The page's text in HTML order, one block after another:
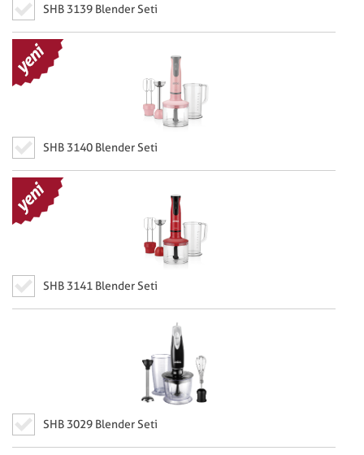
SHB 3139 Blender Seti
SHB 3140 Blender Seti
SHB 3141 Blender Seti
SHB 3029 Blender Seti